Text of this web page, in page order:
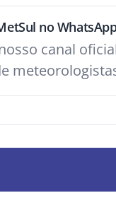
no
canal